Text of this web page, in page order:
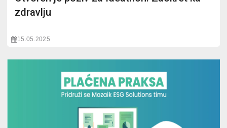
zdravlju
15.05.2025